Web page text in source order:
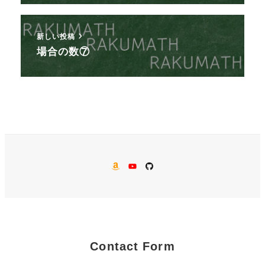
新しい投稿
場合の数⑦
AMAZON
YouTube
GitHub
Contact Form